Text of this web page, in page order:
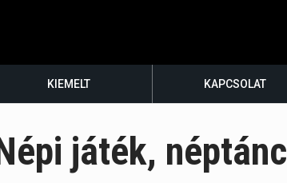
KIEMELT KAPCSOLAT
játék, néptánc